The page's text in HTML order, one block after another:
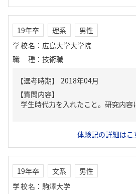
19年卒 理系
男性
学校名 ： 広島大学大学院
職種 ： 技術職
【質問内容】
学生時代力を入れたこと。研究内容
体験記の詳細はこ
19年卒 文系
男性
学校名 ： 駒澤大学